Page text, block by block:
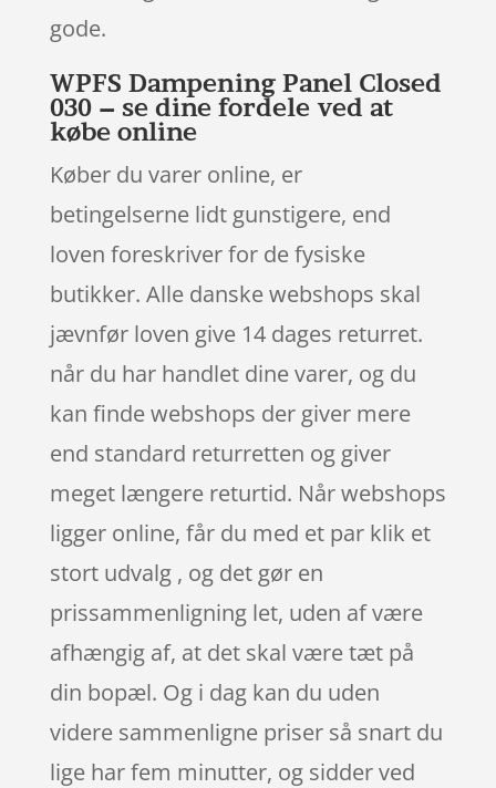
gode.
WPFS Dampening Panel Closed
030 – se dine fordele ved at
købe online
Køber du varer online, er
betingelserne lidt gunstigere, end
loven foreskriver for de fysiske
butikker. Alle danske webshops skal
jævnfør loven give 14 dages returret.
når du har handlet dine varer, og du
kan finde webshops der giver mere
end standard returretten og giver
meget længere returtid. Når webshops
ligger online, får du med et par klik et
stort udvalg , og det gør en
prissammenligning let, uden af være
afhængig af, at det skal være tæt på
din bopæl. Og i dag kan du uden
videre sammenligne priser så snart du
lige har fem minutter, og sidder ved